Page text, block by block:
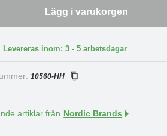
Lägg i varukorgen
Levereras inom: 3 - 5 arbetsdagar
10560-HH
artiklar från Nordic Brands